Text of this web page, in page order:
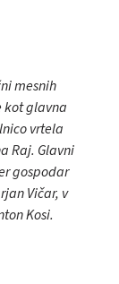
mesnih
kot glavna
vrtela
Raj. Glavni
gospodar
Vičar, v
Kosi.